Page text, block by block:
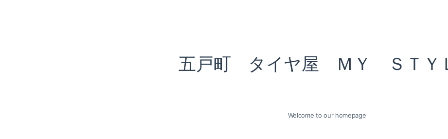
五戸町 タイヤ屋 ＭＹ ＳＴＹ
Welcome to our homepage